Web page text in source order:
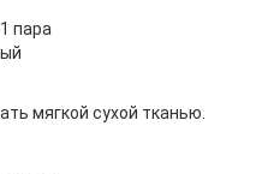
пара
мягкой сухой тканью.